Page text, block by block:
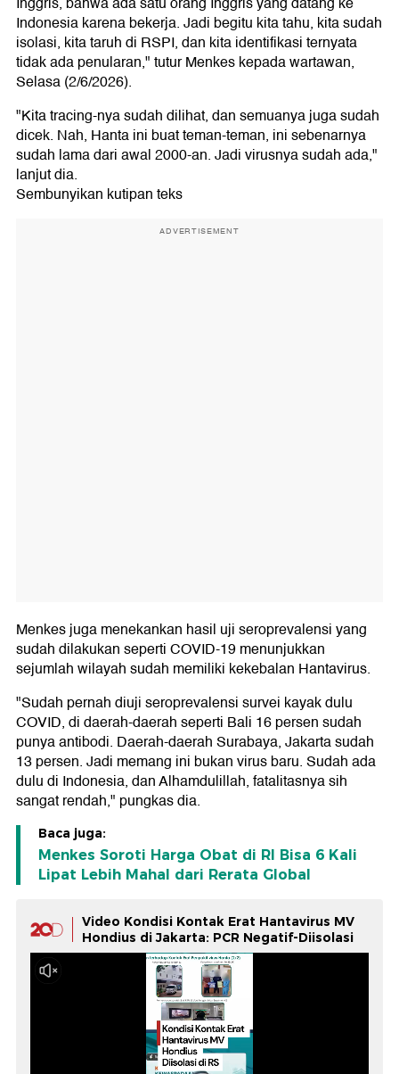
Indonesia karena bekerja. Jadi begitu kita tahu, kita sudah
isolasi, kita taruh di RSPI, dan kita identifikasi ternyata
tidak ada penularan," tutur Menkes kepada wartawan,
Selasa (2/6/2026).
"Kita tracing-nya sudah dilihat, dan semuanya juga sudah
dicek. Nah, Hanta ini buat teman-teman, ini sebenarnya
sudah lama dari awal 2000-an. Jadi virusnya sudah ada,"
lanjut dia.
Sembunyikan kutipan teks
ADVERTISEMENT
Menkes juga menekankan hasil uji seroprevalensi yang
sudah dilakukan seperti COVID-19 menunjukkan
sejumlah wilayah sudah memiliki kekebalan Hantavirus.
"Sudah pernah diuji seroprevalensi survei kayak dulu
COVID, di daerah-daerah seperti Bali 16 persen sudah
punya antibodi. Daerah-daerah Surabaya, Jakarta sudah
13 persen. Jadi memang ini bukan virus baru. Sudah ada
dulu di Indonesia, dan Alhamdulillah, fatalitasnya sih
sangat rendah," pungkas dia.
Baca juga:
Menkes Soroti Harga Obat di RI Bisa 6 Kali
Lipat Lebih Mahal dari Rerata Global
Video Kondisi Kontak Erat Hantavirus MV
Hondius di Jakarta: PCR Negatif-Diisolasi